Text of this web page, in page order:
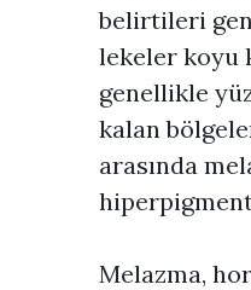
belirtileri
lekeler koyu
genellikle
kalan
arasında
Melazma,